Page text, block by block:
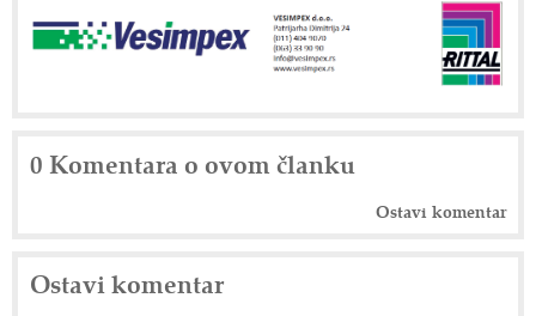
0 Komentara o ovom članku
Ostavi komentar
Ostavi komentar